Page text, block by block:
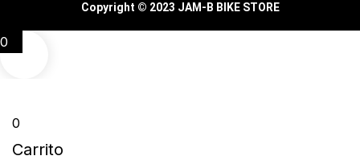
Copyright © 2023 JAM-B BIKE STORE
0
0
Carrito